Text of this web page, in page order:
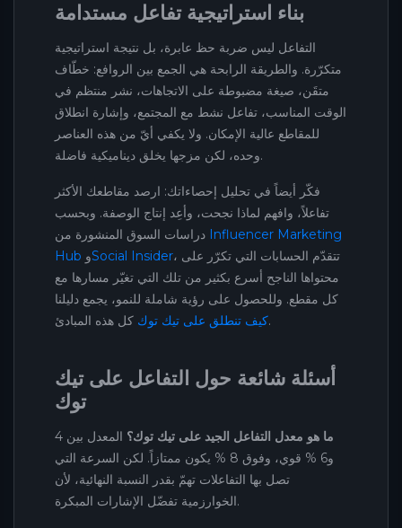
بناء استراتيجية تفاعل مستدامة
التفاعل ليس ضربة حظ عابرة، بل نتيجة استراتيجية
متكرّرة. والطريقة الرابحة هي الجمع بين الروافع: خطّاف
متقَن، صيغة مضبوطة على الاتجاهات، نشر منتظم في
الوقت المناسب، تفاعل نشط مع المجتمع، وإشارة انطلاق
للمقاطع عالية الإمكان. ولا يكفي أيّ من هذه العناصر
وحده، لكن مزجها يخلق ديناميكية فاضلة.
فكّر أيضاً في تحليل إحصاءاتك: ارصد مقاطعك الأكثر
تفاعلاً، وافهم لماذا نجحت، وأعِد إنتاج الوصفة. وبحسب
Influencer Marketing
Hub وSocial Insider، تتقدّم الحسابات التي تكرّر على
محتواها الناجح أسرع بكثير من تلك التي تغيّر مسارها مع
كل مقطع. وللحصول على رؤية شاملة للنمو، يجمع دليلنا
كيف تنطلق على تيك توككل هذه المبادئ.
أسئلة شائعة حول التفاعل على تيك
توك
ما هو معدل التفاعل الجيد على تيك توك؟
المعدل بين 4
و6 % قوي، وفوق 8 % يكون ممتازاً. لكن السرعة التي
تصل بها التفاعلات تهمّ بقدر النسبة النهائية، لأن
الخوارزمية تفضّل الإشارات المبكرة.